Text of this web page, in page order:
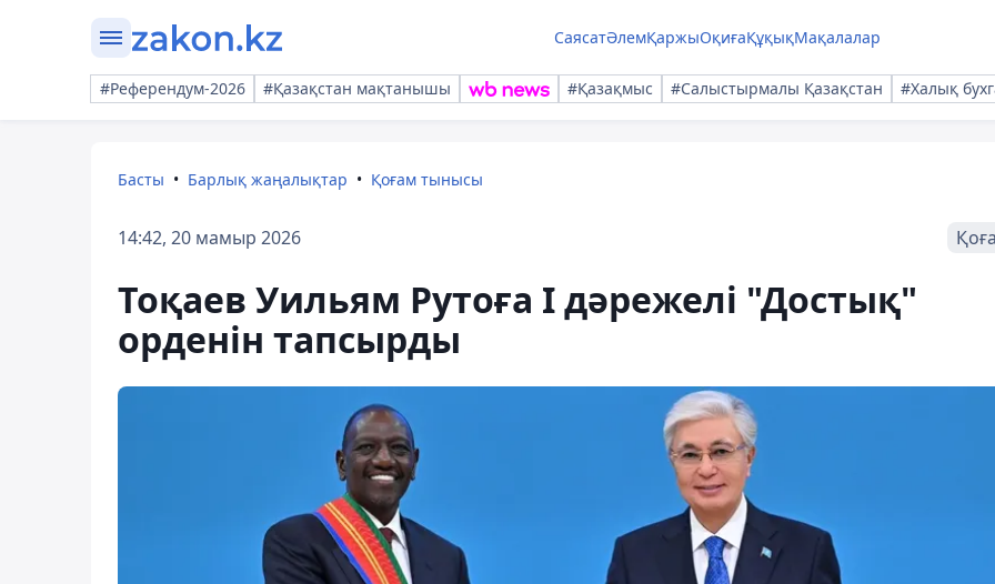
СаясатӘлемҚаржыОқиғаҚұқықМақалалар
#Референдум-2026 #Қазақстан мақтанышы #Қазақмыс #Салыстырмалы Қазақстан #Халық
Басты Барлық жаңалықтар Қоғам тынысы
14:42, 20 мамыр 2026
Тоқаев Уильям Рутоға І дәрежелі "Достық"
орденін тапсырды